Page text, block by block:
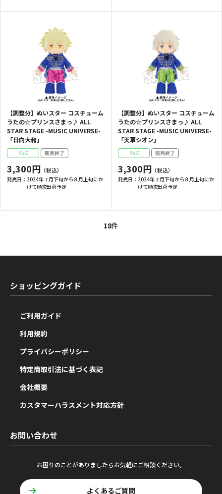
【調整分】ぬいスター コスチューム
うたの☆プリンスさまっ♪ ALL
STAR STAGE -MUSIC UNIVERSE-
「日向大和」
3,300円
発売日： 2024年７月下旬から８月上旬にか
けて順次出荷予定
【調整分】ぬいスター コスチューム
うたの☆プリンスさまっ♪ ALL
STAR STAGE -MUSIC UNIVERSE-
「天草シオン」
3,300円
発売日： 2024年７月下旬から８月上旬にか
けて順次出荷予定
18件
ショッピングガイド
ご利用ガイド
利用規約
プライバシーポリシー
特定商取引法に基づく表記
会社概要
カスタマーハラスメント対応方針
お問い合わせ
お困りのことがありましたらお気軽にご相談ください。
よくあるご質問